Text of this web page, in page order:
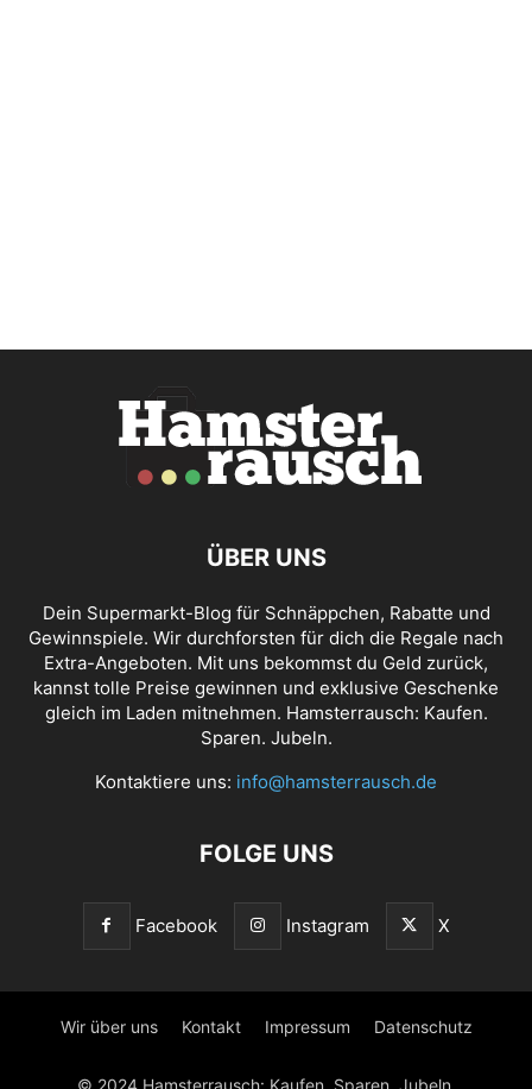
ÜBER UNS
Dein Supermarkt-Blog für Schnäppchen, Rabatte und
Gewinnspiele. Wir durchforsten für dich die Regale nach
Extra-Angeboten. Mit uns bekommst du Geld zurück,
kannst tolle Preise gewinnen und exklusive Geschenke
gleich im Laden mitnehmen. Hamsterrausch: Kaufen.
Sparen. Jubeln.
Kontaktiere uns: info@hamsterrausch.de
FOLGE UNS
Facebook Instagram X
Wir über uns Kontakt Impressum Datenschutz